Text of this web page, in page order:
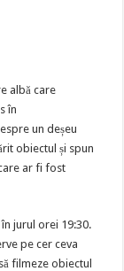
albă care
în
un deșeu
obiectul și spun
ar fi fost
jurul orei 19:30.
pe cer ceva
filmeze obiectul